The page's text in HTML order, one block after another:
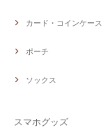
カード・コインケース
ポーチ
ソックス
スマホグッズ